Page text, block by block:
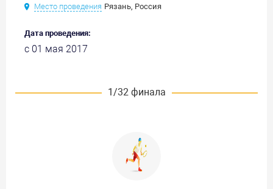
Место проведения Рязань, Россия
Дата проведения:
с 01 мая 2017
1/32 финала